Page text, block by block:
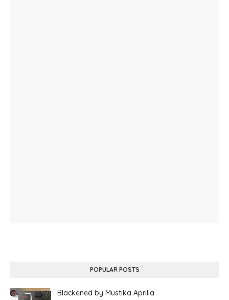
POPULAR POSTS
Blackened by Mustika Aprilia